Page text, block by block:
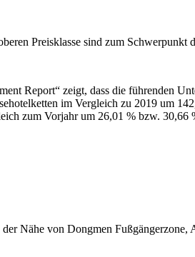
Preisklasse sind zum Schwerpunkt
Report“ zeigt, dass die führenden
im Vergleich zu 2019 um
zum Vorjahr um 26,01 % bzw.
Nähe von Dongmen Fußgängerzone,